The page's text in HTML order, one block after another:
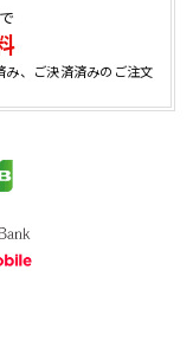
、ご決済済みのご注文